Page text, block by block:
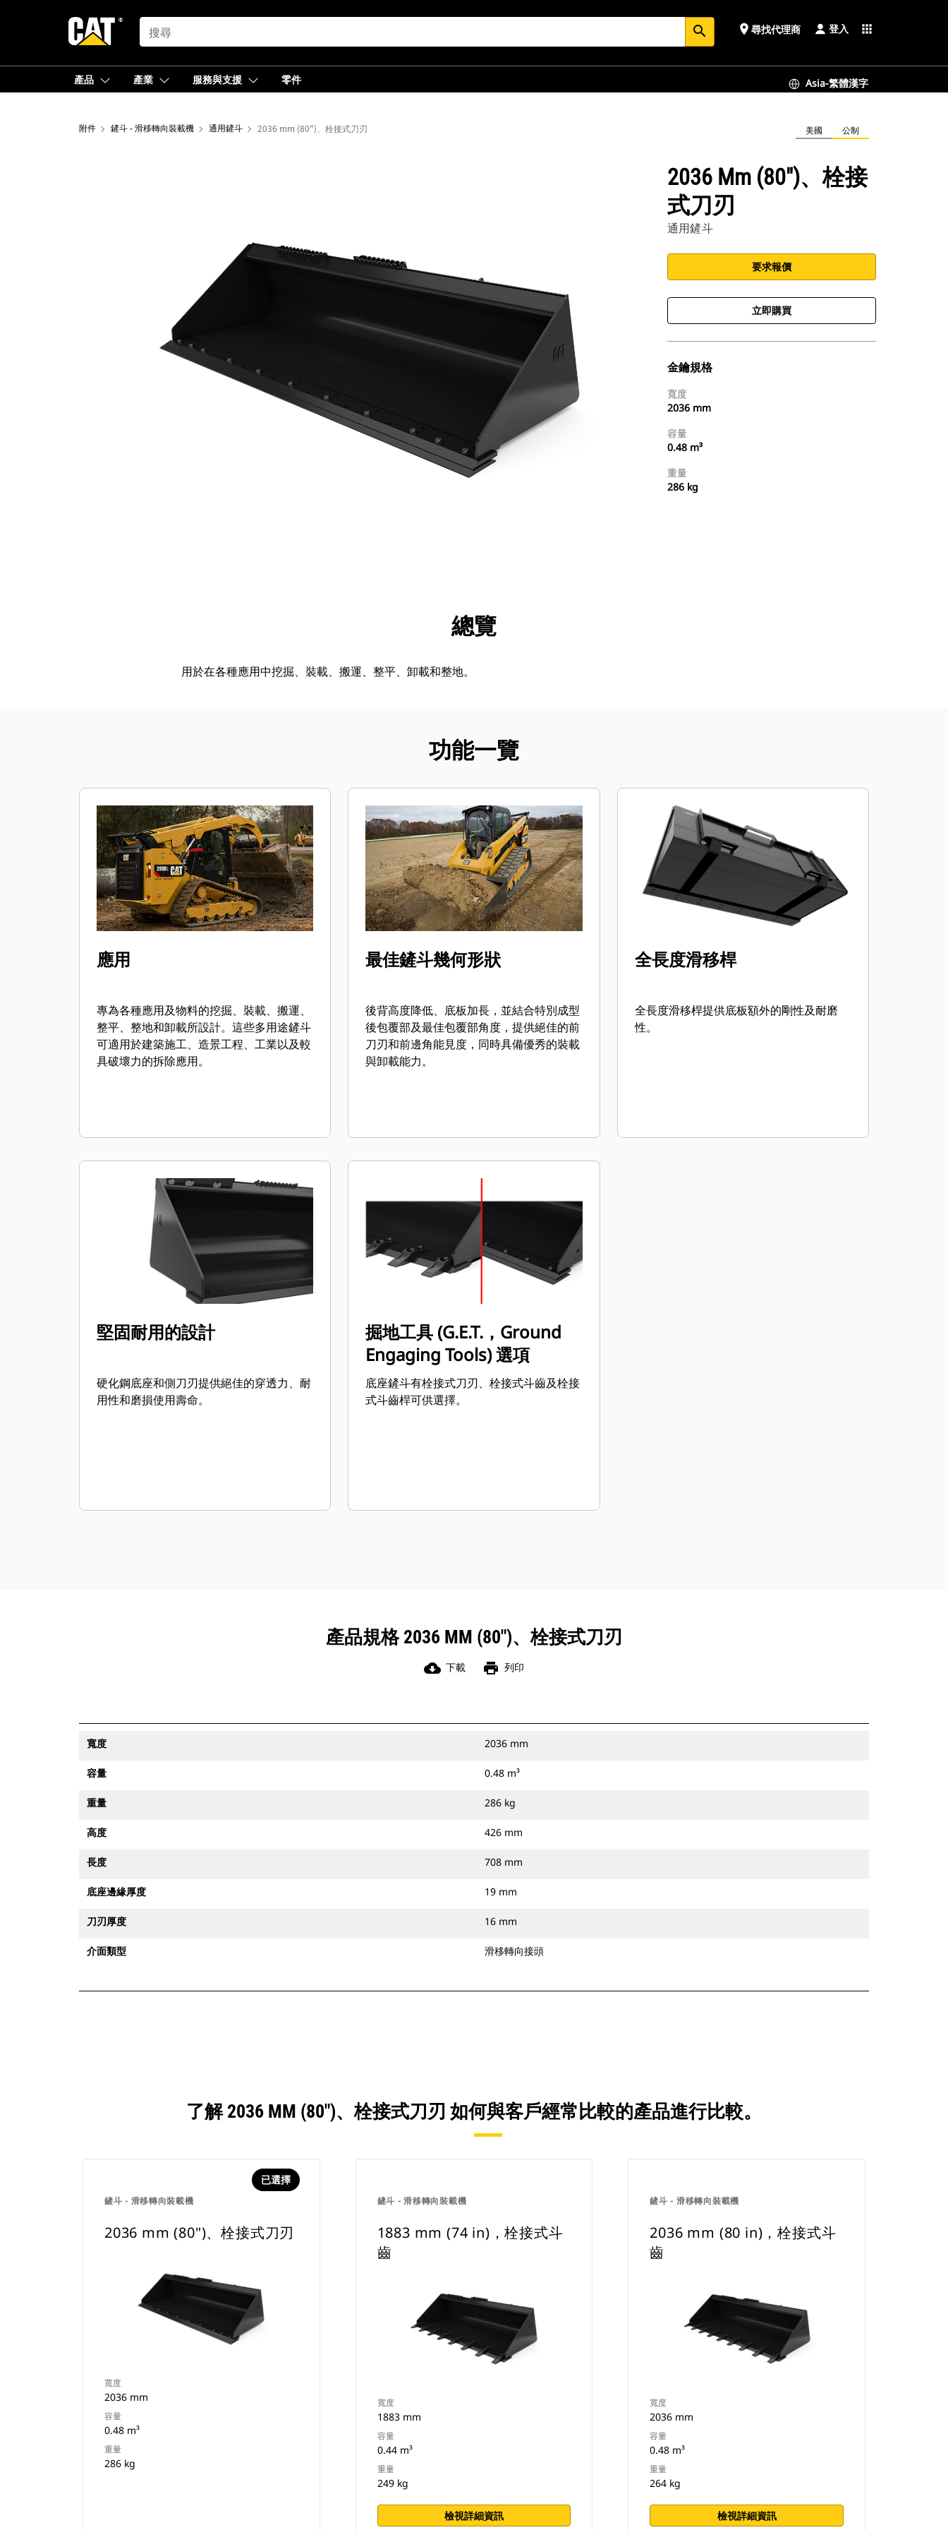
SEARCH search place 尋找代理商 登入 apps
產品 產業 服務與支援 零件 Asia-繁體漢字
附件 鏟斗 - 滑移轉向裝載機 通用鏟斗 2036 mm (80")、栓接式刀刃 美國 公制
2036 Mm (80")、栓接
式刀刃
通用鏟斗
要求報價
立即購買
金鑰規格
寬度
2036 mm
容量
0.48 m³
重量
286 kg
導覽總覽
用於在各種應用中挖掘、裝載、搬運、整平、卸載和整地。
功能一覽
應用
專為各種應用及物料的挖掘、裝載、搬運、
整平、整地和卸載所設計。這些多用途鏟斗
可適用於建築施工、造景工程、工業以及較
具破壞力的拆除應用。
最佳鏟斗幾何形狀
後背高度降低、底板加長，並結合特別成型
後包覆部及最佳包覆部角度，提供絕佳的前
刀刃和前邊角能見度，同時具備優秀的裝載
與卸載能力。
全長度滑移桿
全長度滑移桿提供底板額外的剛性及耐磨
性。
堅固耐用的設計
硬化鋼底座和側刀刃提供絕佳的穿透力、耐
用性和磨損使用壽命。
掘地工具 (G.E.T.，Ground
Engaging Tools) 選項
底座鏟斗有栓接式刀刃、栓接式斗齒及栓接
式斗齒桿可供選擇。
產品規格 2036 MM (80")、栓接式刀刃
cloud_download 下載 print 列印
寬度 2036 mm
容量 0.48 m³
重量 286 kg
高度 426 mm
長度 708 mm
底座邊緣厚度 19 mm
刀刃厚度 16 mm
介面類型 滑移轉向接頭
了解 2036 MM (80")、栓接式刀刃 如何與客戶經常比較的產品進行比較。
鏟斗 - 滑移轉向裝載機
已選擇
2036 mm (80")、栓接式刀刃
寬度
2036 mm
容量
0.48 m³
重量
286 kg
鏟斗 - 滑移轉向裝載機
1883 mm (74 in)，栓接式斗
齒
寬度
1883 mm
容量
0.44 m³
重量
249 kg
檢視詳細資訊
鏟斗 - 滑移轉向裝載機
2036 mm (80 in)，栓接式斗
齒
寬度
2036 mm
容量
0.48 m³
重量
264 kg
檢視詳細資訊